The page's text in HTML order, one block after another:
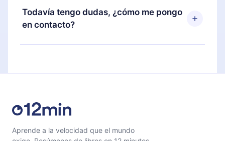
También puedes leer o escuchar tus títulos
favoritos sin conexión y desafiarte con un
puedes cancelar en cualquier momento y el
próximo ciclo de facturación no ocurrirá.
Todavía tengo dudas, ¿cómo me pongo
en contacto?
Siéntete libre de contactarnos en
Aprende a la velocidad que el mundo